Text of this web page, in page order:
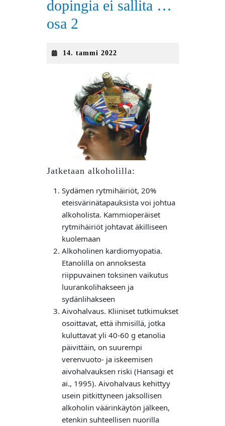
dopingia ei sallita …
osa 2
14. tammi 202214.
2022
Jatketaan alkoholilla:
Sydämen rytmihäiriöt, 20%
eteisvärinätapauksista voi johtua
alkoholista. Kammioperäiset
rytmihäiriöt johtavat äkilliseen
kuolemaan
Alkoholinen kardiomyopatia.
Etanolilla on annoksesta
riippuvainen toksinen vaikutus
luurankolihakseen ja
sydänlihakseen
Aivohalvaus. Kliiniset tutkimukset
osoittavat, että ihmisillä, jotka
kuluttavat yli 40-60 g etanolia
päivittäin, on suurempi
verenvuoto- ja iskeemisen
aivohalvauksen riski (Hansagi et
ai., 1995). Aivohalvaus kehittyy
usein pitkittyneen jaksollisen
alkoholin väärinkäytön jälkeen,
etenkin suhteellisen nuorilla